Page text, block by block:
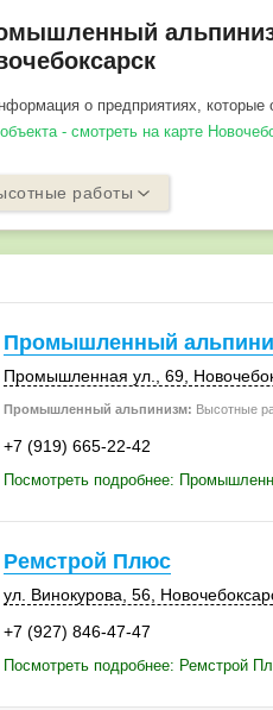
о предприятиях,
- смотреть на карте
работы
Промышленный
Промышленная ул., 69,
Промышленный альпинизм: Высотные
+7 (919) 665-22-42
Посмотреть подробнее:
Ремстрой Плюс
ул. Винокурова, 56,
+7 (927) 846-47-47
Посмотреть подробнее: Ремстрой